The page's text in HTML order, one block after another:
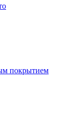
покрытием